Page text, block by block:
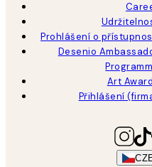
Prohlášení o
Desenio
Art
Přihlášení